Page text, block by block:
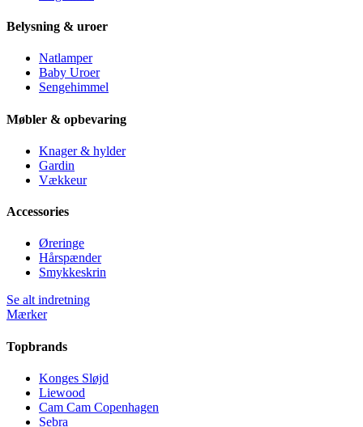
Belysning & uroer
Natlamper
Baby Uroer
Sengehimmel
Møbler & opbevaring
Knager & hylder
Gardin
Vækkeur
Accessories
Øreringe
Hårspænder
Smykkeskrin
Se alt indretning
Mærker
Topbrands
Konges Sløjd
Liewood
Cam Cam Copenhagen
Sebra